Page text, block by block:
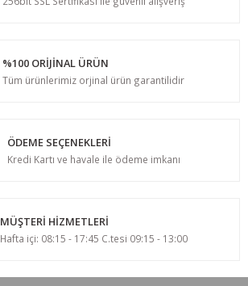
%100 ORİJİNAL ÜRÜN
Tüm ürünlerimiz orjinal ürün garantilidir
ÖDEME SEÇENEKLERİ
Kredi Kartı ve havale ile ödeme imkanı
MÜŞTERİ HİZMETLERİ
Hafta içi: 08:15 - 17:45 C.tesi 09:15 - 13:00